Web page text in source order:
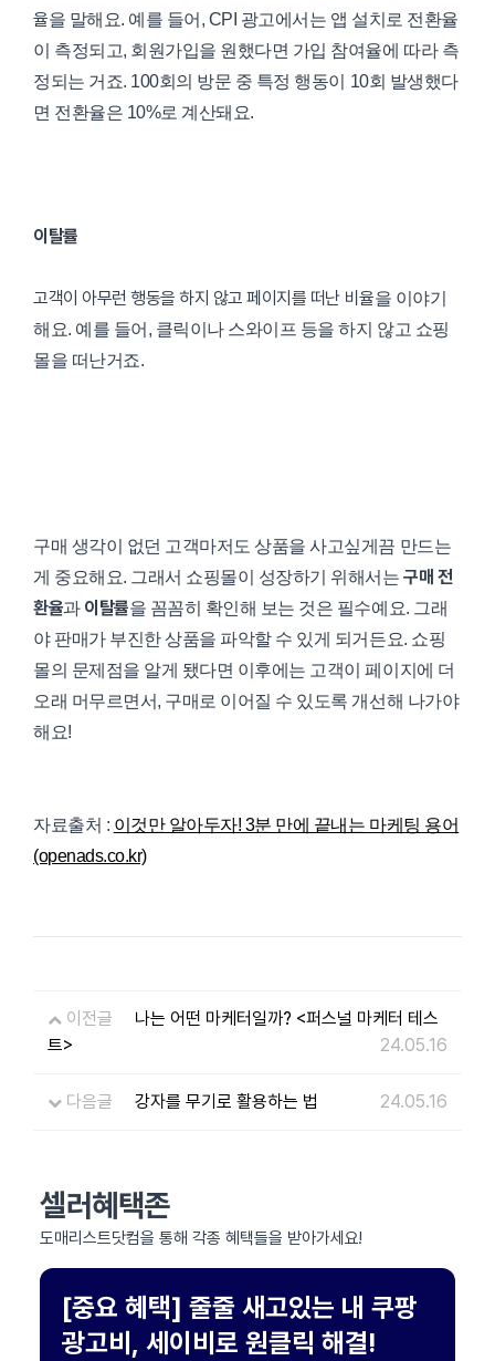
율을 말해요. 예를 들어, CPI 광고에서는 앱 설치로 전환율
이 측정되고, 회원가입을 원했다면 가입 참여율에 따라 측
정되는 거죠. 100회의 방문 중 특정 행동이 10회 발생했다
면 전환율은 10%로 계산돼요.
이탈률
고객이 아무런 행동을 하지 않고 페이지를 떠난 비율을 이야기
해요. 예를 들어, 클릭이나 스와이프 등을 하지 않고 쇼핑
몰을 떠난거죠.
구매 생각이 없던 고객마저도 상품을 사고싶게끔 만드는
게 중요해요. 그래서 쇼핑몰이 성장하기 위해서는구매 전
환율과 이탈률을 꼼꼼히 확인해 보는 것은 필수예요. 그래
야 판매가 부진한 상품을 파악할 수 있게 되거든요. 쇼핑
몰의 문제점을 알게 됐다면 이후에는 고객이 페이지에 더
오래 머무르면서, 구매로 이어질 수 있도록 개선해 나가야
해요!
자료출처 : 이것만 알아두자! 3분 만에 끝내는 마케팅 용어
(openads.co.kr)
이전글
나는 어떤 마케터일까? <퍼스널 마케터 테스
트>
24.05.16
다음글 강자를 무기로 활용하는 법 24.05.16
셀러혜택존
도매리스트닷컴을 통해 각종 혜택들을 받아가세요!
[중요 혜택] 줄줄 새고있는 내 쿠팡
광고비, 세이비로 원클릭 해결!